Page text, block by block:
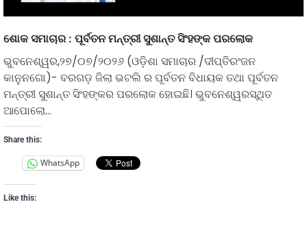
ଶୋକ ସମାଚାର : ପୂର୍ବତନ ମନ୍ତ୍ରୀ ସୁଶାନ୍ତ ସିଂହଙ୍କ ପରଲୋକ
ଭୁବନେଶ୍ୱର,୨୭/୦୭/୨୦୨୬ (ଓଡ଼ିଶା ସମାଚାର /ଦୀପ୍ତିରଂଜନ
କାନୁନଗୋ)- ବରଗଡ଼ ଜିଲା ଭଟଲି ର ପୂର୍ବତନ ବିଧାୟକ ତଥା ପୂର୍ବତନ
ମନ୍ତ୍ରୀ ସୁଶାନ୍ତ ସିଂହଙ୍କର ପରଲୋକ ହୋଇଛି। ଭୁବନେଶ୍ୱରସ୍ଥିତ
ଆପୋଲୋ…
Share this:
WhatsApp
Like this: